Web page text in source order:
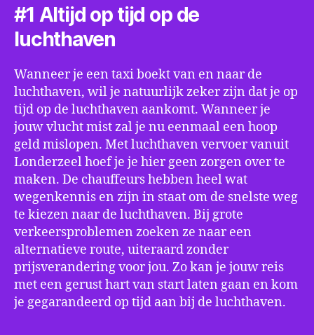
#1 Altijd op tijd op de
luchthaven
Wanneer je een taxi boekt van en naar de
luchthaven, wil je natuurlijk zeker zijn dat je op
tijd op de luchthaven aankomt. Wanneer je
jouw vlucht mist zal je nu eenmaal een hoop
geld mislopen. Met luchthaven vervoer vanuit
Londerzeel hoef je je hier geen zorgen over te
maken. De chauffeurs hebben heel wat
wegenkennis en zijn in staat om de snelste weg
te kiezen naar de luchthaven. Bij grote
verkeersproblemen zoeken ze naar een
alternatieve route, uiteraard zonder
prijsverandering voor jou. Zo kan je jouw reis
met een gerust hart van start laten gaan en kom
je gegarandeerd op tijd aan bij de luchthaven.